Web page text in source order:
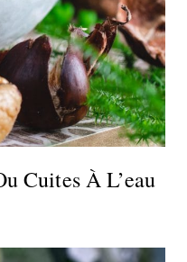
Cuites À L’eau